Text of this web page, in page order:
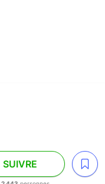
SUIVRE